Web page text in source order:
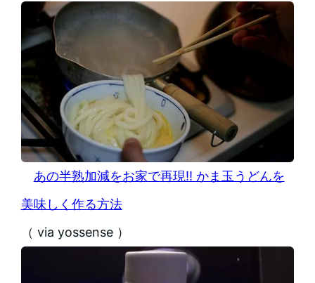
あの半熟加減をお家で再現!! かま玉うどんを
美味しく作る方法
（ via yossense ）